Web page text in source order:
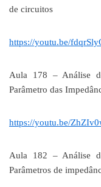
de circuitos
https://youtu.be/
Aula 178 – Análise
Parâmetro das
https://youtu.be/
Aula 182 – Análise
Parâmetros de